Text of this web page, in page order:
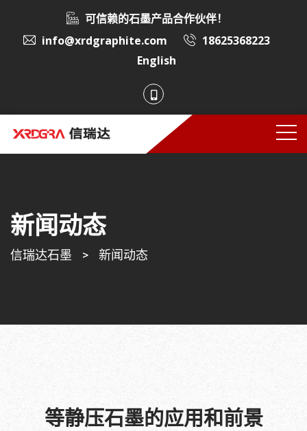
可信赖的石墨产品合作伙伴！
info@xrdgraphite.com
18625368223
English
新闻动态
信瑞达石墨 > 新闻动态
等静压石墨的应用和前景